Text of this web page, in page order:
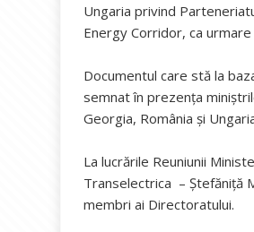
Ungaria privind
Energy Corridor, ca
Documentul care stă la
semnat în prezența
Georgia, România și
La lucrările Reuniunii
Transelectrica – Ștefăniță
membri ai Directoratului.